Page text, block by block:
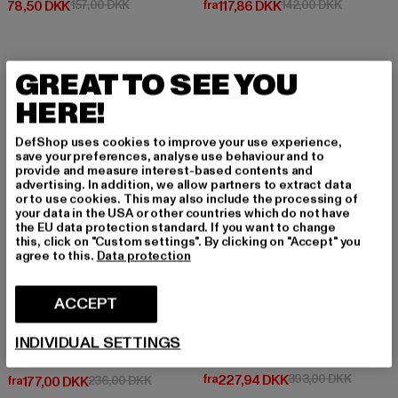
78,50 DKK
Nuværende pris: 78,50 DKK
157,00 DKKKampagnepris: 157,00 DKK
fra117,86 DKK
Nuværende pris: Fra 117,86 DKK
142,00 DKK
-25%
URBAN CLASSICS
fra177,00 DKK
Nuværende pris: Fra 177,00 DKK
236,00 DKKKampagnepris: 236,00 DKK
-42%
fra227,94 DKK
Nuværende pris: Fra 227,94 DKK
393,00 DKK
GREAT TO SEE YOU
HERE!
DefShop uses cookies to improve your use experience,
save your preferences, analyse use behaviour and to
provide and measure interest-based contents and
advertising. In addition, we allow partners to extract data
or to use cookies. This may also include the processing of
your data in the USA or other countries which do not have
the EU data protection standard. If you want to change
this, click on "Custom settings". By clicking on "Accept" you
agree to this. Data protection
ACCEPT
INDIVIDUAL SETTINGS